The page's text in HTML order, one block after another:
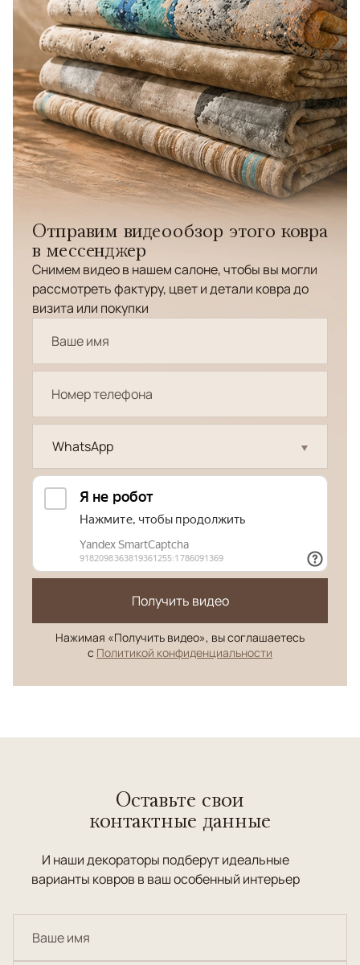
Отправим видеообзор этого ковра
в мессенджер
Снимем видео в нашем салоне, чтобы вы могли
рассмотреть фактуру, цвет и детали ковра до
визита или покупки
WhatsApp
Получить видео
Нажимая «Получить видео», вы соглашаетесь
с Политикой конфиденциальности
Оставьте свои
контактные данные
И наши декораторы подберут идеальные
варианты ковров в ваш особенный интерьер